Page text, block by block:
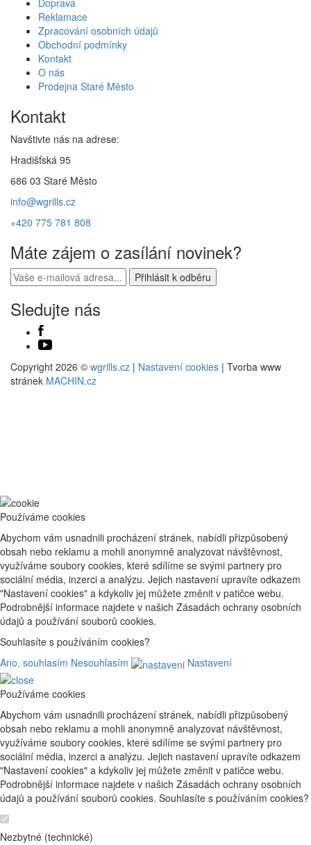
Reklamace
Zpracování osobních údajů
Obchodní podmínky
Kontakt
O nás
Prodejna Staré Město
Kontakt
Navštivte nás na adrese:
Hradišťská 95
686 03 Staré Město
info@wgrills.cz
+420 775 781 808
Máte zájem o zasílání novinek?
Sledujte nás
Copyright 2026 © wgrills.cz | Nastavení cookies | Tvorba www
stránek MACHIN.cz
Používáme cookies
Abychom vám usnadnili procházení stránek, nabídli přizpůsobený
obsah nebo reklamu a mohli anonymně analyzovat návštěvnost,
využíváme soubory cookies, které sdílíme se svými partnery pro
sociální média, inzerci a analýzu. Jejich nastavení upravíte odkazem
"Nastavení cookies" a kdykoliv jej můžete změnit v patičce webu.
Podrobnější informace najdete v našich Zásadách ochrany osobních
údajů a používání souborů cookies.
Souhlasíte s používáním cookies?
Ano, souhlasím Nesouhlasím Nastavení
Používáme cookies
Abychom vám usnadnili procházení stránek, nabídli přizpůsobený
obsah nebo reklamu a mohli anonymně analyzovat návštěvnost,
využíváme soubory cookies, které sdílíme se svými partnery pro
sociální média, inzerci a analýzu. Jejich nastavení upravíte odkazem
"Nastavení cookies" a kdykoliv jej můžete změnit v patičce webu.
Podrobnější informace najdete v našich Zásadách ochrany osobních
údajů a používání souborů cookies. Souhlasíte s používáním cookies?
Nezbytné (technické)